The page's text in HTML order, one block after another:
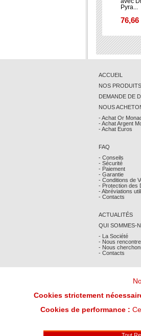
Pyra...
76,66
ACCUEIL
NOS PRODUITS
DEMANDE DE
NOUS
- Achat Or
- Achat Argent
- Achat Euros
FAQ
- Conseils
- Sécurité
- Paiement
- Garantie
- Conditions de
- Protection des
- Abréviations
- Contacts
ACTUALITÉS
QUI SOMMES-
- La Société
- Nous
- Nous
- Contacts
Cookies strictement
Cookies de performance :